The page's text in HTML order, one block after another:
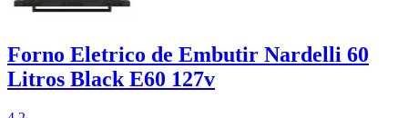
Forno Eletrico de Embutir Nardelli 60
Litros Black E60 127v